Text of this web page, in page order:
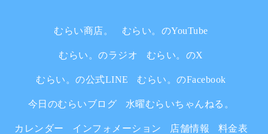
むらい商店。 むらい。のYouTube
むらい。のラジオ むらい。のX
むらい。の公式LINE むらい。のFacebook
今日のむらいブログ 水曜むらいちゃんねる。
カレンダー インフォメーション 店舗情報 料金表